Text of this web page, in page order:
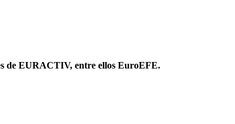
de EURACTIV, entre ellos EuroEFE.